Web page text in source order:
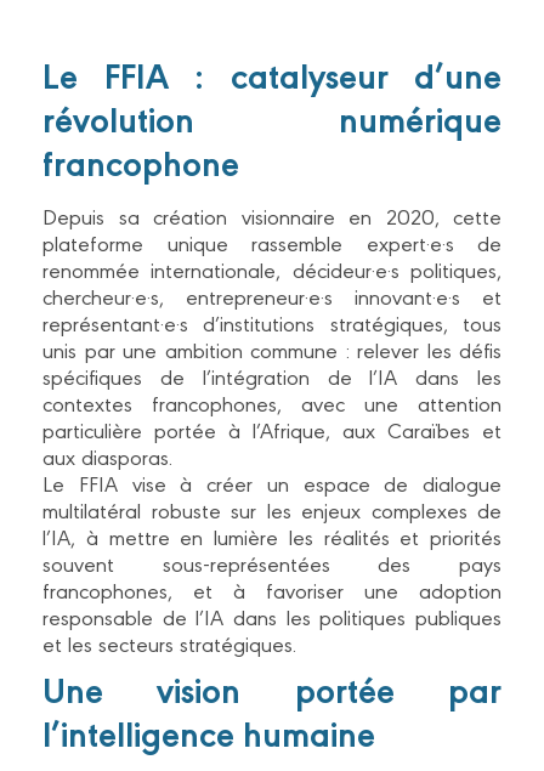
Le FFIA : catalyseur d’une
révolution numérique
francophone
Depuis sa création visionnaire en 2020, cette
plateforme unique rassemble expert·e·s de
renommée internationale, décideur·e·s politiques,
chercheur·e·s, entrepreneur·e·s innovant·e·s et
représentant·e·s d’institutions stratégiques, tous
unis par une ambition commune : relever les défis
spécifiques de l’intégration de l’IA dans les
contextes francophones, avec une attention
particulière portée à l’Afrique, aux Caraïbes et
aux diasporas.
Le FFIA vise à créer un espace de dialogue
multilatéral robuste sur les enjeux complexes de
l’IA, à mettre en lumière les réalités et priorités
souvent sous-représentées des pays
francophones, et à favoriser une adoption
responsable de l’IA dans les politiques publiques
et les secteurs stratégiques.
Une vision portée par
l’intelligence humaine